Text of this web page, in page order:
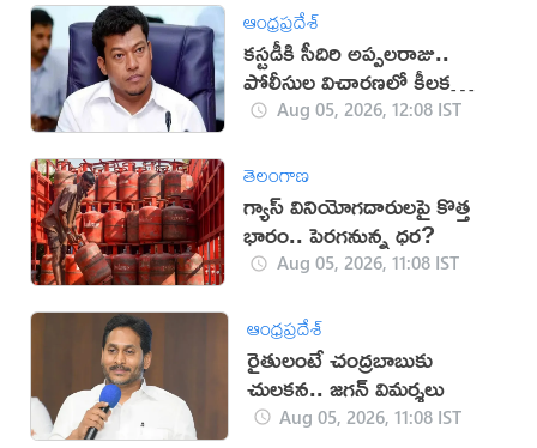
ఆంధ్రప్రదేశ్
కస్టడీకి సీదిరి అప్పలరాజు..
పోలీసుల విచారణలో కీలక
ప్రశ్నలుAug 05, 2026, 12:08 IST
తెలంగాణ
గ్యాస్ వినియోగదారులపై కొత్త
భారం.. పెరగనున్న ధర?
Aug 05, 2026, 11:08 IST
ఆంధ్రప్రదేశ్
రైతులంటే చంద్రబాబుకు
చులకన.. జగన్ విమర్శలు
Aug 05, 2026, 11:08 IST